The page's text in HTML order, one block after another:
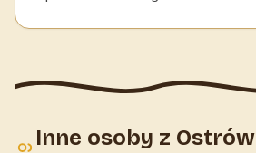
Inne osoby z Ostrów